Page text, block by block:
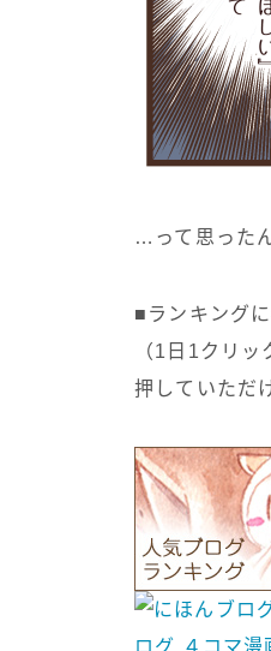
…って思った
■ランキング
（1日1クリッ
押していただ